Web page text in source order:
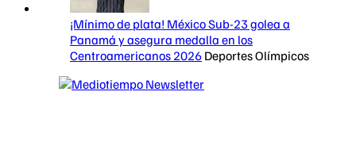
¡Mínimo de plata! México Sub-23 golea a
Panamá y asegura medalla en los
Centroamericanos 2026 Deportes Olímpicos